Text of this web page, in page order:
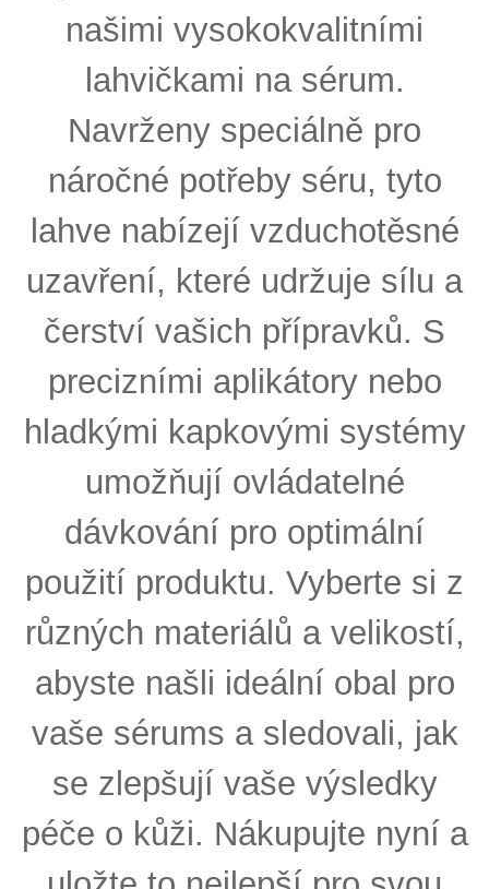
našimi vysokokvalitními
lahvičkami na sérum.
Navrženy speciálně pro
náročné potřeby séru, tyto
lahve nabízejí vzduchotěsné
uzavření, které udržuje sílu a
čerství vašich přípravků. S
precizními aplikátory nebo
hladkými kapkovými systémy
umožňují ovládatelné
dávkování pro optimální
použití produktu. Vyberte si z
různých materiálů a velikostí,
abyste našli ideální obal pro
vaše sérums a sledovali, jak
se zlepšují vaše výsledky
péče o kůži. Nákupujte nyní a